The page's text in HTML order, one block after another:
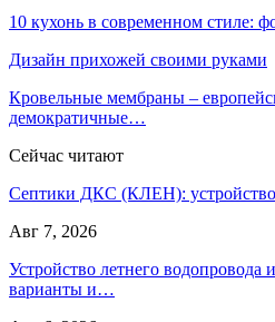
10 кухонь в современном стиле:
Дизайн прихожей своими руками
Кровельные мембраны –
демократичные…
Сейчас читают
Септики ДКС (КЛЕН):
Авг 7, 2026
Устройство летнего водопровода
варианты и…